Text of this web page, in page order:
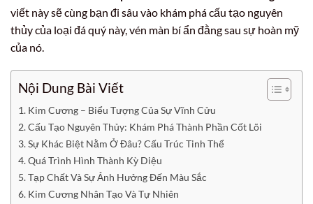
viết này sẽ cùng bạn đi sâu vào khám phá cấu tạo nguyên
thủy của loại đá quý này, vén màn bí ẩn đằng sau sự hoàn mỹ
của nó.
Nội Dung Bài Viết
Kim Cương – Biểu Tượng Của Sự Vĩnh Cửu
Cấu Tạo Nguyên Thủy: Khám Phá Thành Phần Cốt Lõi
Sự Khác Biệt Nằm Ở Đâu? Cấu Trúc Tinh Thể
Quá Trình Hình Thành Kỳ Diệu
Tạp Chất Và Sự Ảnh Hưởng Đến Màu Sắc
Kim Cương Nhân Tạo Và Tự Nhiên